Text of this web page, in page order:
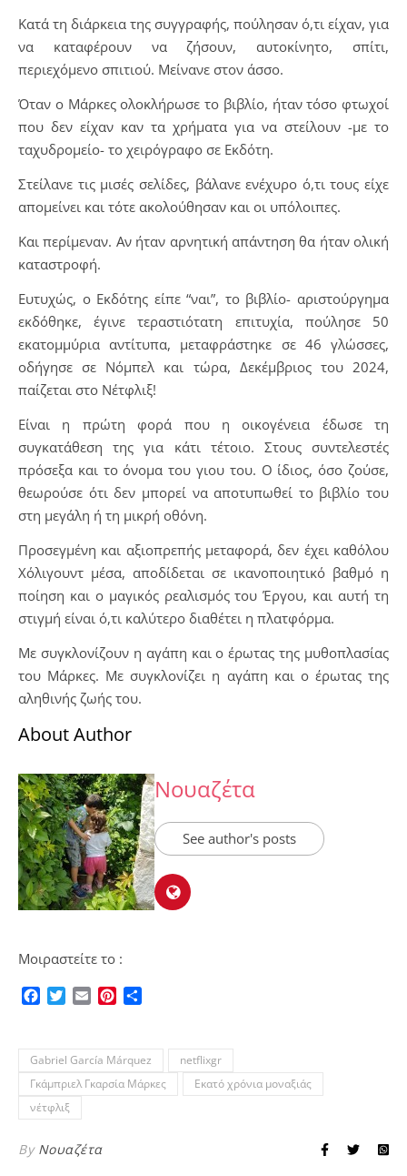
Κατά τη διάρκεια της συγγραφής, πούλησαν ό,τι είχαν, για
να καταφέρουν να ζήσουν, αυτοκίνητο, σπίτι,
περιεχόμενο σπιτιού. Μείνανε στον άσσο.
Όταν ο Μάρκες ολοκλήρωσε το βιβλίο, ήταν τόσο φτωχοί
που δεν είχαν καν τα χρήματα για να στείλουν -με το
ταχυδρομείο- το χειρόγραφο σε Εκδότη.
Στείλανε τις μισές σελίδες, βάλανε ενέχυρο ό,τι τους είχε
απομείνει και τότε ακολούθησαν και οι υπόλοιπες.
Και περίμεναν. Αν ήταν αρνητική απάντηση θα ήταν ολική
καταστροφή.
Ευτυχώς, ο Εκδότης είπε “ναι”, το βιβλίο- αριστούργημα
εκδόθηκε, έγινε τεραστιότατη επιτυχία, πούλησε 50
εκατομμύρια αντίτυπα, μεταφράστηκε σε 46 γλώσσες,
οδήγησε σε Νόμπελ και τώρα, Δεκέμβριος του 2024,
παίζεται στο Νέτφλιξ!
Είναι η πρώτη φορά που η οικογένεια έδωσε τη
συγκατάθεση της για κάτι τέτοιο. Στους συντελεστές
πρόσεξα και το όνομα του γιου του. Ο ίδιος, όσο ζούσε,
θεωρούσε ότι δεν μπορεί να αποτυπωθεί το βιβλίο του
στη μεγάλη ή τη μικρή οθόνη.
Προσεγμένη και αξιοπρεπής μεταφορά, δεν έχει καθόλου
Χόλιγουντ μέσα, αποδίδεται σε ικανοποιητικό βαθμό η
ποίηση και ο μαγικός ρεαλισμός του Έργου, και αυτή τη
στιγμή είναι ό,τι καλύτερο διαθέτει η πλατφόρμα.
Με συγκλονίζουν η αγάπη και ο έρωτας της μυθοπλασίας
του Μάρκες. Με συγκλονίζει η αγάπη και ο έρωτας της
αληθινής ζωής του.
About Author
Νουαζέτα
See author's posts
Μοιραστείτε το :
Facebook
TwitterEmailPinterest
Gabriel García Márquez
netflixgr
Γκάμπριελ Γκαρσία Μάρκες
Εκατό χρόνια μοναξιάς
νέτφλιξ
By Νουαζέτα